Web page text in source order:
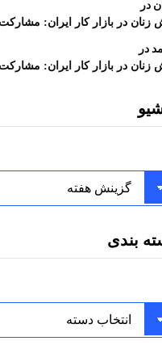
در
زنان در بازار کار ایران:
در
زنان در بازار کار ایران:
بندی